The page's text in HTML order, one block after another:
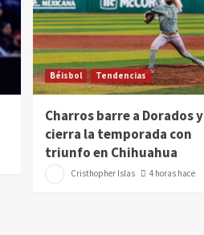
Béisbol Tendencias
Charros barre a Dorados y
cierra la temporada con
triunfo en Chihuahua
Cristhopher Islas 4 horas hace